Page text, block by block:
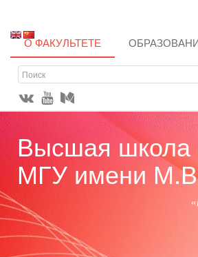
О ФАКУЛЬТЕТЕ
Высшая школа
МГУ имени